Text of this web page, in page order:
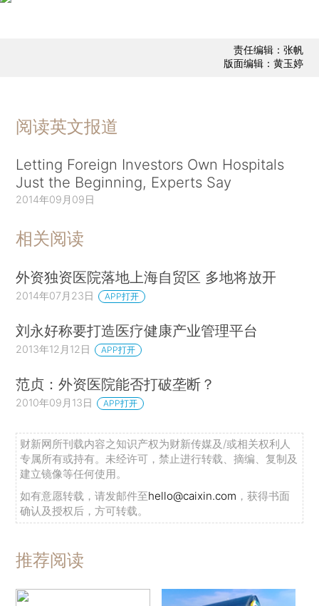
责任编辑：张帆
版面编辑：黄玉婷
阅读英文报道
Letting Foreign Investors Own Hospitals
Just the Beginning, Experts Say
2014年09月09日
相关阅读
外资独资医院落地上海自贸区 多地将放开
2014年07月23日 APP打开
刘永好称要打造医疗健康产业管理平台
2013年12月12日 APP打开
范贞：外资医院能否打破垄断？
2010年09月13日 APP打开
财新网所刊载内容之知识产权为财新传媒及/或相关权利人
专属所有或持有。未经许可，禁止进行转载、摘编、复制及
建立镜像等任何使用。
如有意愿转载，请发邮件至hello@caixin.com ，获得书面
确认及授权后，方可转载。
推荐阅读